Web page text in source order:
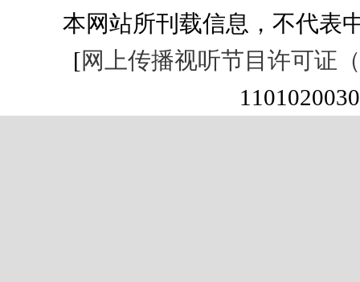
本网站所刊载信息，不代表
[网上传播视听节目许可证